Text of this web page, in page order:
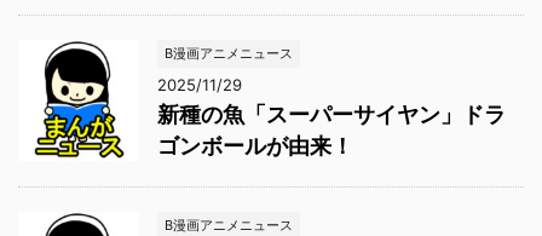
B漫画アニメニュース
2025/11/29
新種の魚「スーパーサイヤン」ドラ
ゴンボールが由来！
B漫画アニメニュース